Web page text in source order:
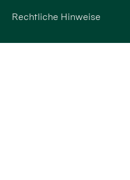
Rechtliche Hinweise